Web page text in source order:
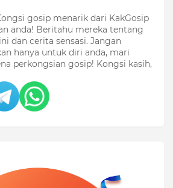
gosip menarik dari KakGosip
anda! Beritahu mereka tentang
dan cerita sensasi. Jangan
hanya untuk diri anda, mari
perkongsian gosip! Kongsi kasih,